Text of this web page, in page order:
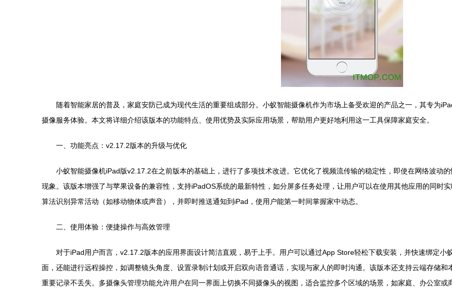
随着智能家居的普及，家庭安防已成为现代生活的重要组成部分。小蚁智能摄像机作为市场上备受欢迎的产品之一，其专为
摄像服务体验。本文将详细介绍该版本的功能特点、使用优势及实际应用场景，帮助用户更好地利用这一工具保障家庭安全。
一、功能亮点：v2.17.2版本的升级与优化
小蚁智能摄像机iPad版v2.17.2在之前版本的基础上，进行了多项技术改进。它优化了视频流传输的稳定性，即使在网络波动
现象。该版本增强了与苹果设备的兼容性，支持iPadOS系统的最新特性，如分屏多任务处理，让用户可以在使用其他应用的同时
算法识别异常活动（如移动物体或声音），并即时推送通知到iPad，使用户能第一时间掌握家中动态。
二、使用体验：便捷操作与高效管理
对于iPad用户而言，v2.17.2版本的应用界面设计简洁直观，易于上手。用户可以通过App Store轻松下载安装，并快速绑定
面，还能进行远程操控，如调整镜头角度、设置录制计划或开启双向语音通话，实现与家人的即时沟通。该版本还支持云端存储
重要记录不丢失。多摄像头管理功能允许用户在同一界面上切换不同摄像头的视图，适合监控多个区域的场景，如家庭、办公室或